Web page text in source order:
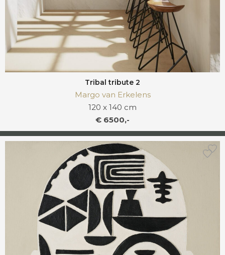
Tribal tribute 2
Margo van Erkelens
120 x 140 cm
€ 6500,-